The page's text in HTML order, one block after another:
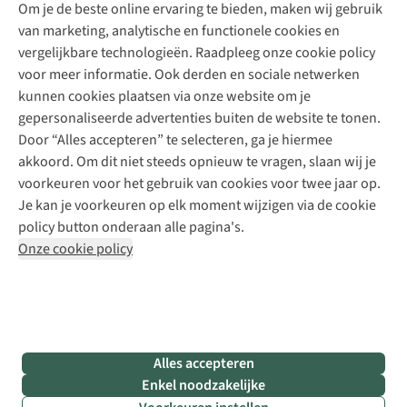
Om je de beste online ervaring te bieden, maken wij gebruik
van marketing, analytische en functionele cookies en
vergelijkbare technologieën. Raadpleeg onze cookie policy
voor meer informatie. Ook derden en sociale netwerken
kunnen cookies plaatsen via onze website om je
gepersonaliseerde advertenties buiten de website te tonen.
Door “Alles accepteren” te selecteren, ga je hiermee
akkoord. Om dit niet steeds opnieuw te vragen, slaan wij je
voorkeuren voor het gebruik van cookies voor twee jaar op.
Je kan je voorkeuren op elk moment wijzigen via de cookie
policy button onderaan alle pagina's.
Onze cookie policy
Alles accepteren
Enkel noodzakelijke
Schoenherstelling
Kledingherstelling
Retouches
Voor bedrijven
Explore Camp
Gear Check
Inspiratie & advies
Meld je aan voor de nieuwsbrief
Follow us
Disclaimer Privacy Policy
Algemene voorwaarden
Cookie Policy